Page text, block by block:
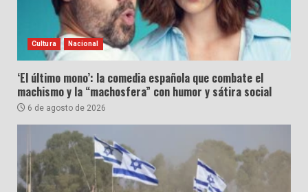
Cultura Nacional
‘El último mono’: la comedia española que combate el
machismo y la “machosfera” con humor y sátira social
6 de agosto de 2026